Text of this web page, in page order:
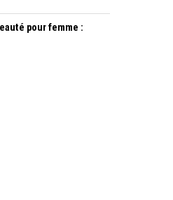
pour femme :